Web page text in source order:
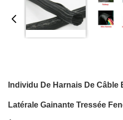
Individu De Harnais De
Latérale Gainante Tressée